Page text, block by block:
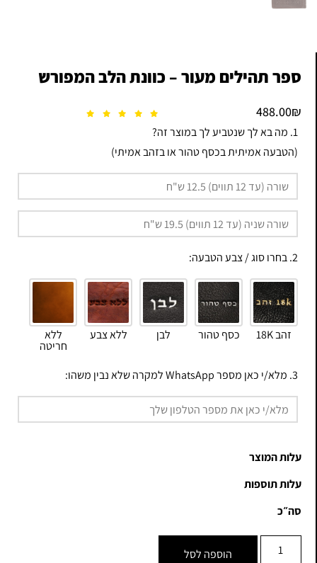
ספר תהילים מעור – כוונת הלב המפורש
488.00₪
1. מה בא לך שנטביע לך במוצר זה?
(הטבעה אמיתית בכסף טהור או בזהב אמיתי)
2. בחרו סוג / צבע הטבעה:
זהב 18K כסף טהור לבן ללא צבע ללא
חריטה
3. מלא/י כאן מספר WhatsApp למקרה שלא נבין משהו:
עלות המוצר
עלות תוספות
סה״כ
הוספה לסל